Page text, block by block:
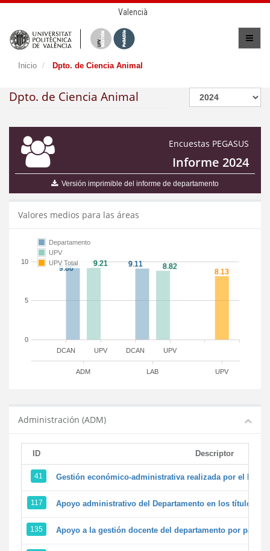
Valencià
Inicio Dpto. de Ciencia Animal
Dpto. de Ciencia Animal
Encuestas PEGASUS
Informe 2024
Versión imprimible del informe de departamento
Valores medios para las áreas
DCAN DCAN
UPV UPV
ADM LAB UPV
0
5
10
Departamento
UPV
UPV Total
Administración (ADM)
ID Descriptor
41 Gestión económico-administrativa realizada por el
117 Apoyo administrativo del Departamento en los títulos de
135 Apoyo a la gestión docente del departamento por parte